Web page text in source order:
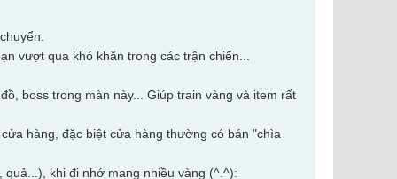
vượt qua khó khăn trong các trận chiến...
boss trong màn này... Giúp train vàng và item rất
hàng, đặc biệt cửa hàng thường có bán "chìa
khi đi nhớ mang nhiều vàng (^.^):